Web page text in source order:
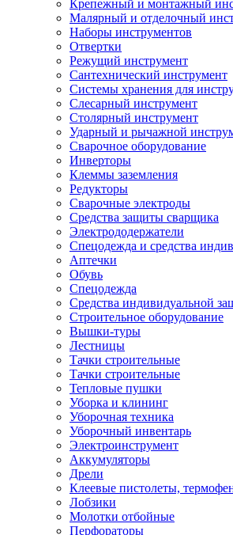
Крепежный и монтажный
Малярный и отделочный
Наборы инструментов
Отвертки
Режущий инструмент
Сантехнический инструмент
Системы хранения для
Слесарный инструмент
Столярный инструмент
Ударный и рычажной
Сварочное оборудование
Инверторы
Клеммы заземления
Редукторы
Сварочные электроды
Средства защиты сварщика
Электрододержатели
Спецодежда и средства
Аптечки
Обувь
Спецодежда
Средства индивидуальной
Строительное оборудование
Вышки-туры
Лестницы
Тачки строительные
Тачки строительные
Тепловые пушки
Уборка и клининг
Уборочная техника
Уборочный инвентарь
Электроинструмент
Аккумуляторы
Дрели
Клеевые пистолеты,
Лобзики
Молотки отбойные
Перфораторы